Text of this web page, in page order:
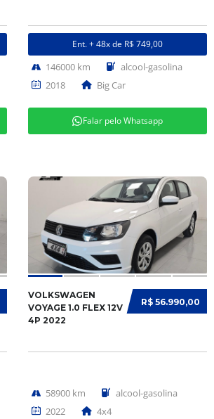
Ent. + 48x de R$ 749,00
146000 km
alcool-gasolina
2018
Big Car
Falar pelo Whatsapp
R$ 56.990,00
VOLKSWAGEN
VOYAGE 1.0 FLEX 12V
4P 2022
58900 km
alcool-gasolina
2022
4x4